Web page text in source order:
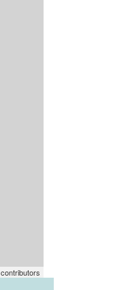
contributors